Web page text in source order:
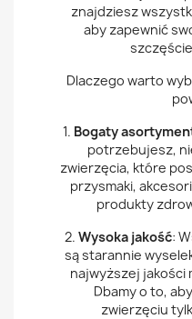
znajdziesz
aby zapewnić
Dlaczego warto
1. Bogaty
potrzebujesz,
zwierzęcia, które
przysmaki,
produkty
2. Wysoka jakość:
są starannie
najwyższej jakości
Dbamy o to,
zwierzęciu